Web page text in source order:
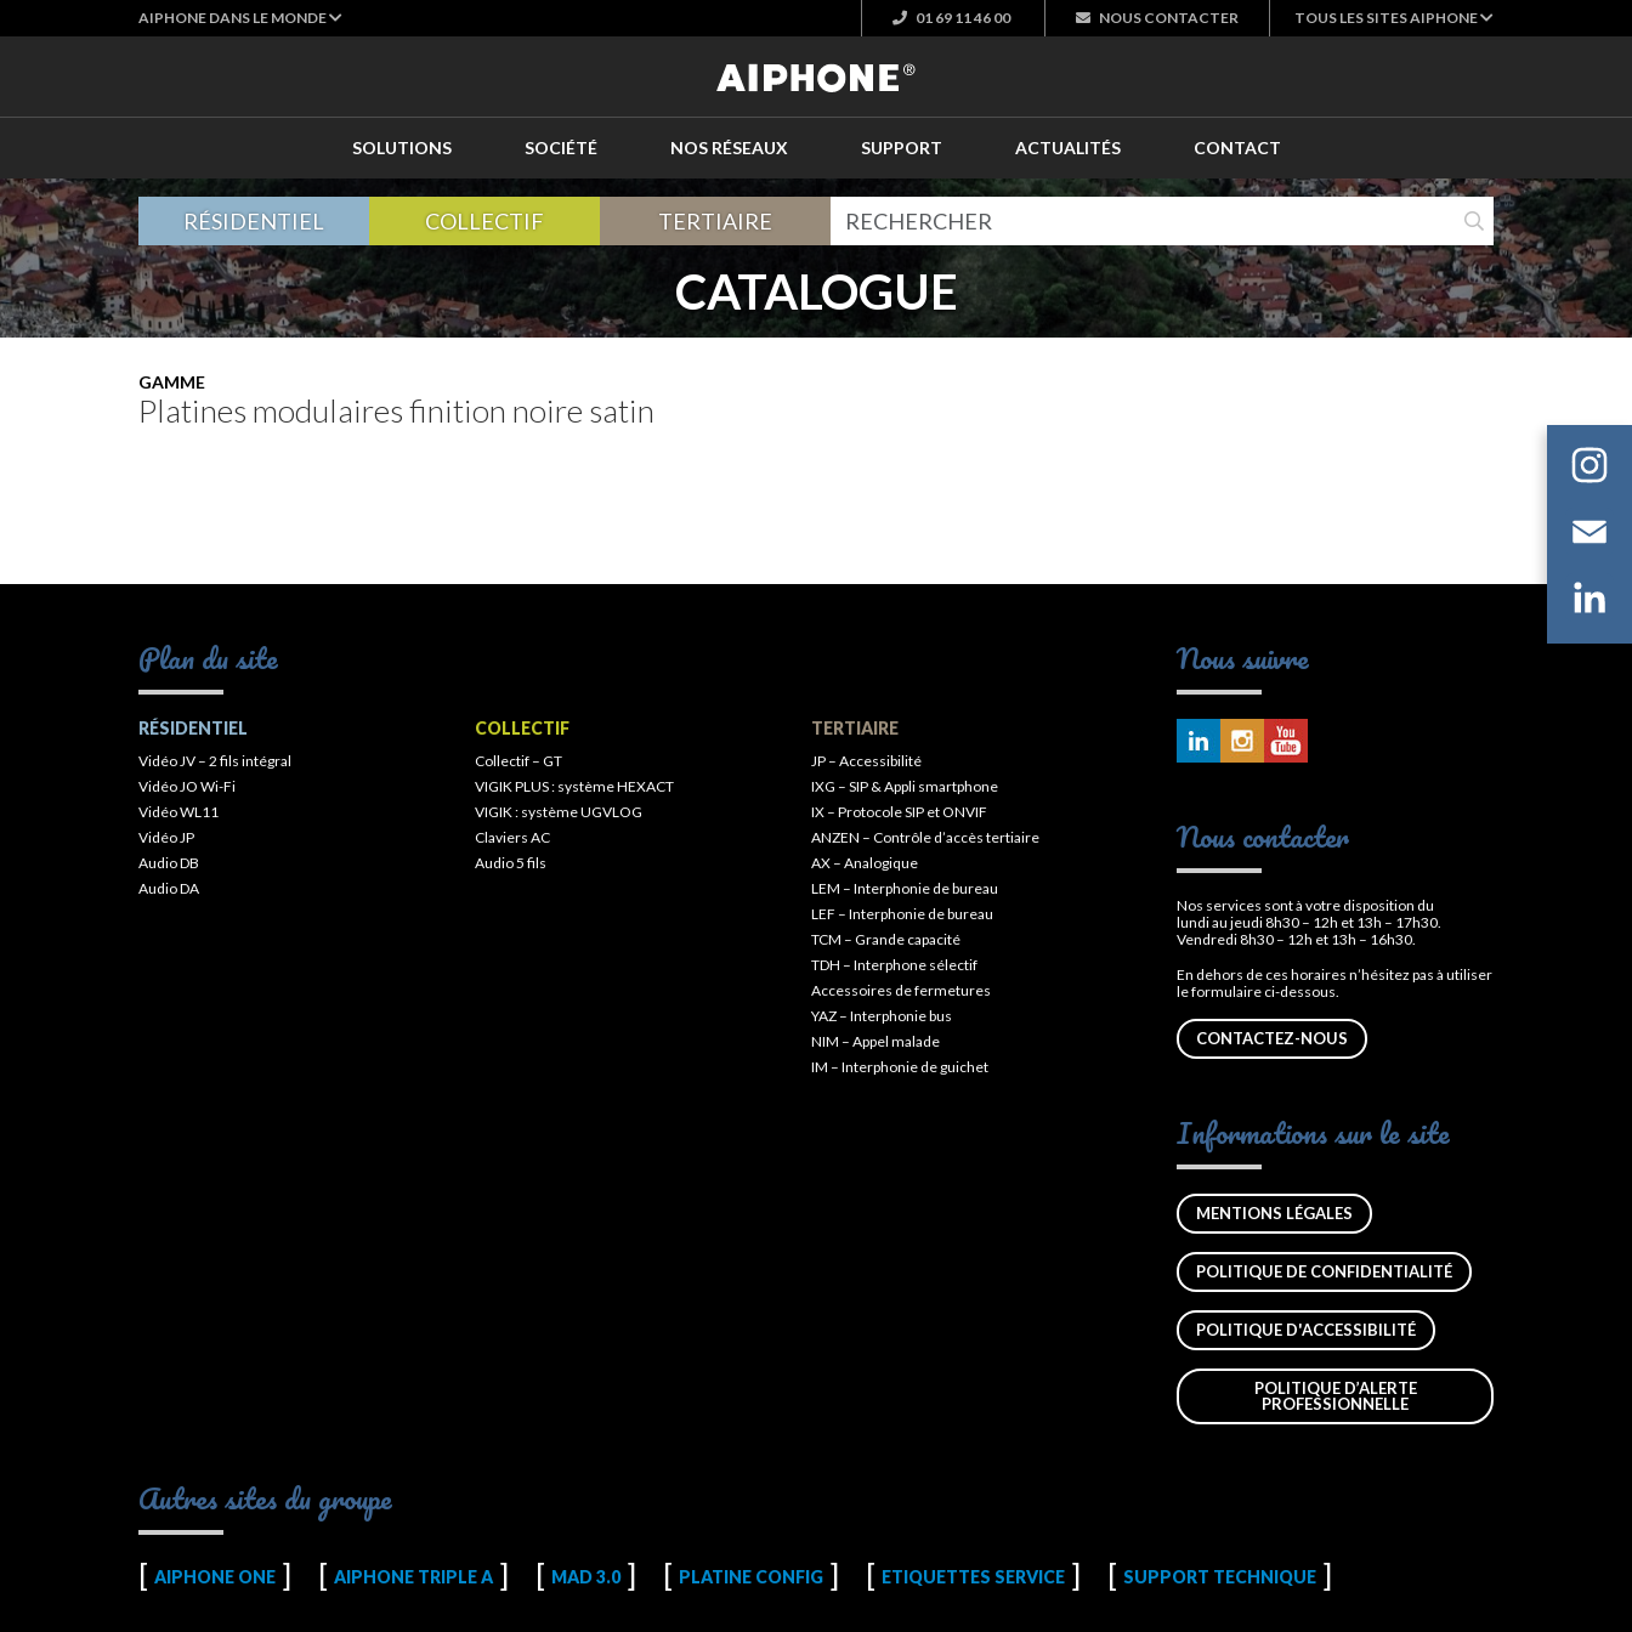
AIPHONE DANS LE MONDE 01 69 11 46 00 NOUS CONTACTER TOUS LES SITES AIPHONE
SOLUTIONS SOCIÉTÉ NOS RÉSEAUX SUPPORT ACTUALITÉS CONTACT
RÉSIDENTIEL COLLECTIF TERTIAIRE
CATALOGUE
GAMME
Platines modulaires finition noire satin
Plan du site
RÉSIDENTIEL
Vidéo JV – 2 fils intégral
Vidéo JO Wi-Fi
Vidéo WL11
Vidéo JP
Audio DB
Audio DA
COLLECTIF
Collectif – GT
VIGIK PLUS : système HEXACT
VIGIK : système UGVLOG
Claviers AC
Audio 5 fils
TERTIAIRE
JP – Accessibilité
IXG – SIP & Appli smartphone
IX – Protocole SIP et ONVIF
ANZEN – Contrôle d’accès tertiaire
AX – Analogique
LEM – Interphonie de bureau
LEF – Interphonie de bureau
TCM – Grande capacité
TDH – Interphone sélectif
Accessoires de fermetures
YAZ – Interphonie bus
NIM – Appel malade
IM – Interphonie de guichet
Nous suivre
Nous contacter
Nos services sont à votre disposition du
lundi au jeudi 8h30 – 12h et 13h – 17h30.
Vendredi 8h30 – 12h et 13h – 16h30.
En dehors de ces horaires n’hésitez pas à utiliser
le formulaire ci-dessous.
CONTACTEZ-NOUS
Informations sur le site
MENTIONS LÉGALES
POLITIQUE DE CONFIDENTIALITÉ
POLITIQUE D'ACCESSIBILITÉ
POLITIQUE D’ALERTE
PROFESSIONNELLE
Autres sites du groupe
AIPHONE ONE AIPHONE TRIPLE A MAD 3.0 PLATINE CONFIG ETIQUETTES SERVICE SUPPORT TECHNIQUE